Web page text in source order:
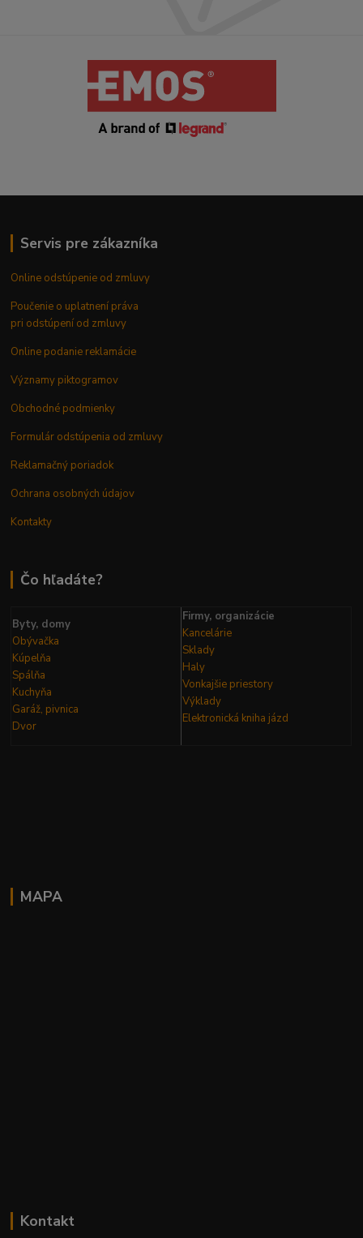
Servis pre zákazníka
Online odstúpenie od zmluvy
Poučenie o uplatnení práva
pri odstúpení od zmluvy
Online podanie reklamácie
Významy piktogramov
Obchodné podmienky
Formulár odstúpenia od zmluvy
Reklamačný poriadok
Ochrana osobných údajov
Kontakty
Čo hľadáte?
Byty, domy
Obývačka
Kúpelňa
Spálňa
Kuchyňa
Garáž, pivnica
Dvor
Firmy, organizácie
Kancelárie
Sklady
Haly
Vonkajšie priestory
Výklady
Elektronická kniha jázd
MAPA
Kontakt